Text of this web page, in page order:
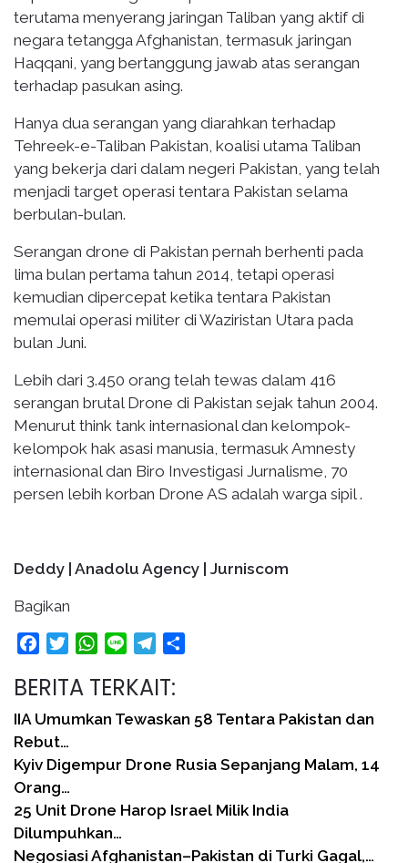
terutama menyerang jaringan Taliban yang aktif di
negara tetangga Afghanistan, termasuk jaringan
Haqqani, yang bertanggung jawab atas serangan
terhadap pasukan asing.
Hanya dua serangan yang diarahkan terhadap
Tehreek-e-Taliban Pakistan, koalisi utama Taliban
yang bekerja dari dalam negeri Pakistan, yang telah
menjadi target operasi tentara Pakistan selama
berbulan-bulan.
Serangan drone di Pakistan pernah berhenti pada
lima bulan pertama tahun 2014, tetapi operasi
kemudian dipercepat ketika tentara Pakistan
memulai operasi militer di Waziristan Utara pada
bulan Juni.
Lebih dari 3.450 orang telah tewas dalam 416
serangan brutal Drone di Pakistan sejak tahun 2004.
Menurut think tank internasional dan kelompok-
kelompok hak asasi manusia, termasuk Amnesty
internasional dan Biro Investigasi Jurnalisme, 70
persen lebih korban Drone AS adalah warga sipil .
Deddy | Anadolu Agency | Jurniscom
Bagikan
FacebookTwitterWhatsApp
Line Telegram
BERITA TERKAIT:
IIA Umumkan Tewaskan 58 Tentara Pakistan dan
Rebut…
Kyiv Digempur Drone Rusia Sepanjang Malam, 14
Orang…
25 Unit Drone Harop Israel Milik India
Dilumpuhkan…
Negosiasi Afghanistan–Pakistan di Turki Gagal,…